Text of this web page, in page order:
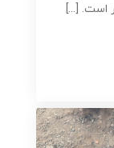
است. [...]